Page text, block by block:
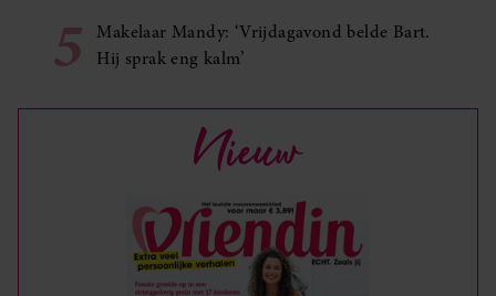
5
Makelaar Mandy: ‘Vrijdagavond belde Bart.
Hij sprak eng kalm’
Nieuw